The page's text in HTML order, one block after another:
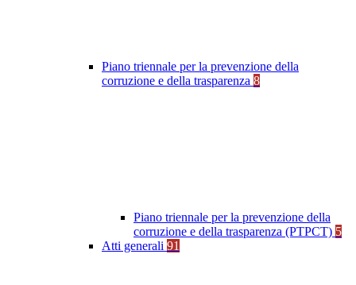
Piano triennale per la prevenzione della
corruzione e della trasparenza 8
Piano triennale per la prevenzione della
corruzione e della trasparenza (PTPCT) 5
Atti generali 91